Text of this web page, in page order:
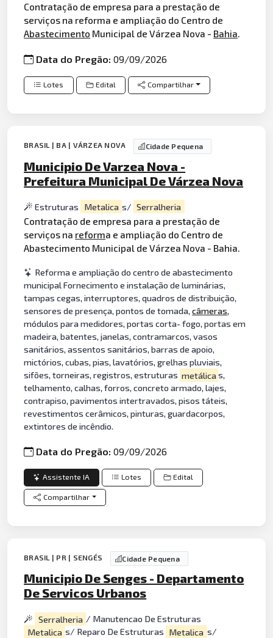
Contratação de empresa para a prestação de
serviços na reforma e ampliação do Centro de
Abastecimento Municipal de Várzea Nova - Bahia.
Data do Pregão:09/09/2026
Lotes Edital Compartilhar
BRASIL | BA | VÁRZEA NOVA Cidade Pequena
Municipio De Varzea Nova -
Prefeitura Municipal De Várzea Nova
Estruturas Metalica s/ Serralheria
Contratação de empresa para a prestação de
serviços na reforma e ampliação do Centro de
Abastecimento Municipal de Várzea Nova - Bahia.
Reforma e ampliação do centro de abastecimento
municipal Fornecimento e instalação de luminárias,
tampas cegas, interruptores, quadros de distribuição,
sensores de presença, pontos de tomada,câmeras,
módulos para medidores, portas corta- fogo, portas em
madeira, batentes, janelas, contramarcos, vasos
sanitários, assentos sanitários, barras de apoio,
mictórios, cubas, pias, lavatórios, grelhas pluviais,
sifões, torneiras, registros, estruturas metálicas,
telhamento, calhas, forros, concreto armado, lajes,
contrapiso, pavimentos intertravados, pisos táteis,
revestimentos cerâmicos, pinturas, guardacorpos,
extintores de incêndio.
Data do Pregão:09/09/2026
Assistente IA Lotes Edital
Compartilhar
BRASIL | PR | SENGÉS Cidade Pequena
Municipio De Senges - Departamento
De Servicos Urbanos
Serralheria / Manutencao De Estruturas
Metalica s/ Reparo De Estruturas Metalica s/